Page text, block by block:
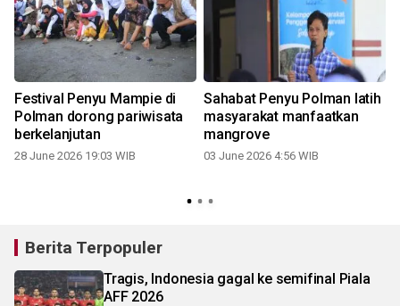
Festival Penyu Mampie di
Polman dorong pariwisata
berkelanjutan
28 June 2026 19:03 WIB
Sahabat Penyu Polman latih
masyarakat manfaatkan
mangrove
03 June 2026 4:56 WIB
Berita Terpopuler
Tragis, Indonesia gagal ke semifinal Piala
AFF 2026